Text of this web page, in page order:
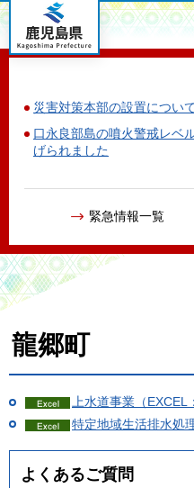
鹿児島県
災害対策本部の設置につい
口永良部島の噴火警戒レベ
げられました
緊急情報一覧
龍郷町
上水道事業（EXCEL
特定地域生活排水処
よくあるご質問